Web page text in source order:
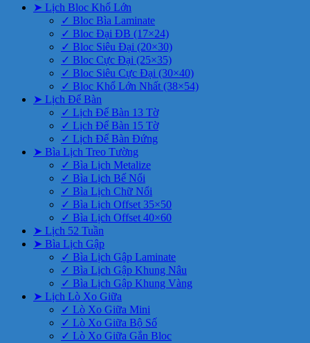
➤ Lịch Bloc Khổ Lớn
✓ Bloc Bìa Laminate
✓ Bloc Đại ĐB (17×24)
✓ Bloc Siêu Đại (20×30)
✓ Bloc Cực Đại (25×35)
✓ Bloc Siêu Cực Đại (30×40)
✓ Bloc Khổ Lớn Nhất (38×54)
➤ Lịch Để Bàn
✓ Lịch Để Bàn 13 Tờ
✓ Lịch Để Bàn 15 Tờ
✓ Lịch Để Bàn Đứng
➤ Bìa Lịch Treo Tường
✓ Bìa Lịch Metalize
✓ Bìa Lịch Bế Nổi
✓ Bìa Lịch Chữ Nổi
✓ Bìa Lịch Offset 35×50
✓ Bìa Lịch Offset 40×60
➤ Lịch 52 Tuần
➤ Bìa Lịch Gập
✓ Bìa Lịch Gập Laminate
✓ Bìa Lịch Gập Khung Nâu
✓ Bìa Lịch Gập Khung Vàng
➤ Lịch Lò Xo Giữa
✓ Lò Xo Giữa Mini
✓ Lò Xo Giữa Bộ Số
✓ Lò Xo Giữa Gắn Bloc